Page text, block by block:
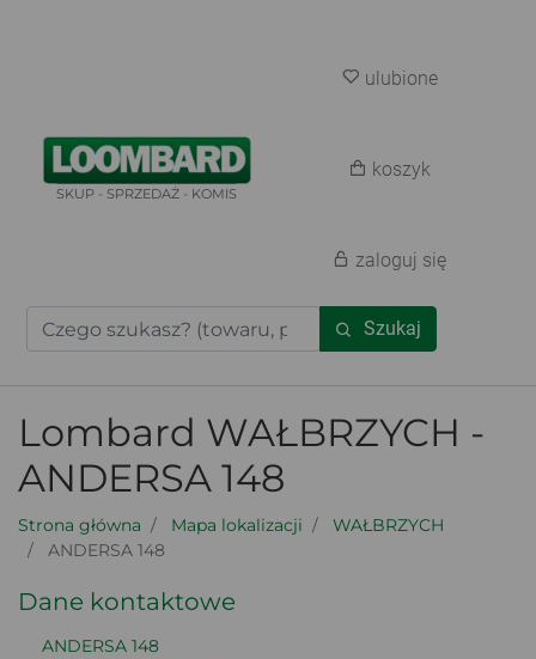
SKUP - SPRZEDAŻ - KOMIS
Szukaj
ulubione
koszyk
zaloguj się
Lombard WAŁBRZYCH -
ANDERSA 148
Strona główna Mapa lokalizacji
WAŁBRZYCH
ANDERSA 148
Dane kontaktowe
ANDERSA 148